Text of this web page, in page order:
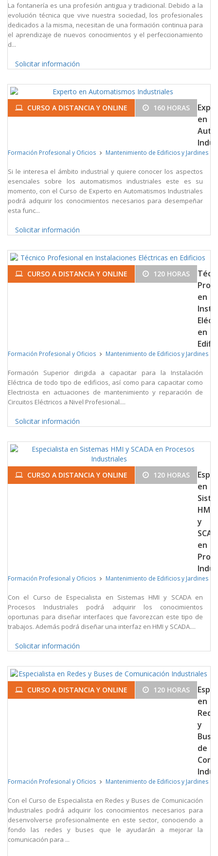
La fontanería es una profesión antigua y tradicional. Debido a la
evolución técnica que vive nuestra sociedad, los profesionales
dedicados a la misma, necesitan de una formación continua para
el aprendizaje de nuevos conocimientos y el perfeccionamiento
d...
Solicitar información
CURSO A DISTANCIA Y ONLINE 160 HORAS
en
Formación Profesional y Oficios Mantenimiento de Edificios y Jardines
Si le interesa el ámbito industrial y quiere conocer los aspectos
esenciales sobre los automatismos industriales este es su
momento, con el Curso de Experto en Automatismos Industriales
podrá adquirir los conocimientos necesarios para desempeñar
esta func...
Solicitar información
CURSO A DISTANCIA Y ONLINE 120 HORAS
en
en
Formación Profesional y Oficios Mantenimiento de Edificios y Jardines
Formación Superior dirigida a capacitar para la Instalación
Eléctrica de todo tipo de edificios, así como para capacitar como
Electricista en actuaciones de mantenimiento y reparación de
Circuitos Eléctricos a Nivel Profesional....
Solicitar información
CURSO A DISTANCIA Y ONLINE 120 HORAS
en
HMI
y
en
Formación Profesional y Oficios Mantenimiento de Edificios y Jardines
Con el Curso de Especialista en Sistemas HMI y SCADA en
Procesos Industriales podrá adquirir los conocimientos
oportunas para diseñar interfaces que favorezcan este tipo de
trabajos. Además podrá diseñar una interfaz en HMI y SCADA....
Solicitar información
CURSO A DISTANCIA Y ONLINE 120 HORAS
en
y
de
Formación Profesional y Oficios Mantenimiento de Edificios y Jardines
Con el Curso de Especialista en Redes y Buses de Comunicación
Industriales podrá adquirir los conocimientos necesarios para
desenvolverse profesionalmente en este sector, conociendo a
fondo las redes y buses que le ayudarán a mejorar la
comunicación para ...